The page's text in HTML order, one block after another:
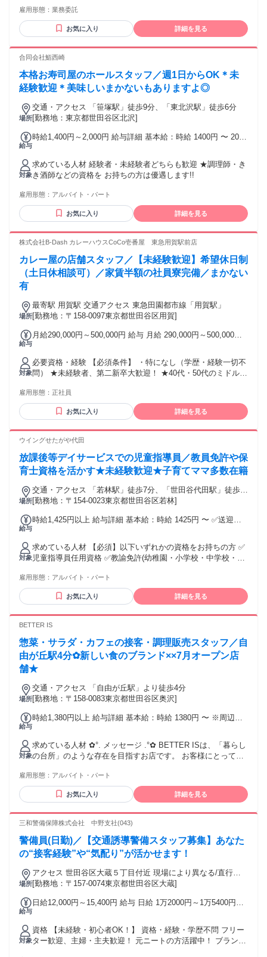
い応相談 ◆完全出来高制もあります 配達1件ごとに ・未経験
り ⁻サイズ手(170サイズ):+80円 ⁻夜間手当(20時以降):+40円
クOK ◆副業、ダブルワークOK
雇用形態： 業務委託
お気に入り 詳細を見る
合同会社鮨西崎
本格お寿司屋のホールスタッフ／週1日からOK＊未
経験歓迎＊美味しいまかないもありますよ◎
場所
交通・アクセス 「笹塚駅」徒歩9分、「東北沢駅」徒歩6分
[勤務地：東京都世田谷区北沢]
給与
時給1,400円～2,000円 給与詳細 基本給：時給 1400円 〜 2000
対象
求めている人材 経験者・未経験者どちらも歓迎 ★調理師・き
き酒師などの資格を お持ちの方は優遇します!!
雇用形態： アルバイト・パート
お気に入り 詳細を見る
株式会社B-Dash カレーハウスCoCo壱番屋 東急用賀駅前店
カレー屋の店舗スタッフ／【未経験歓迎】希望休日制
（土日休相談可）／家賃半額の社員寮完備／まかない
有
場所
最寄駅 用賀駅 交通アクセス 東急田園都市線「用賀駅」
[勤務地：〒158-0097東京都世田谷区用賀]
給与
月給290,000円～500,000円 給与 月給 290,000円～500,000円
ます ※経験や能力を考慮し決定します。 ◆昇給：年1回 ◆賞
与：年2回（店舗実績を反映） 【各種手当】 ・職能手当（店
長職：月5万〜10万円） ・住宅手当（月2万円 ※本人名義に限
る） ・家族手当（配偶者：月1万円／子1人につき月5000円）
【モデル月収】 ・一般社員：月給29万円〜 ・店長昇進後：月
給35万円〜
対象
必要資格・経験 【必須条件】 ・特になし（学歴・経験一切不
問） ★未経験者、第二新卒大歓迎！ ★40代・50代のミドル層
・飲食店での勤務経験がある方 （※アルバイトでの経験でも
OK！） 最終学歴 高等学校以上
雇用形態： 正社員
お気に入り 詳細を見る
ウイングせたがや代田
放課後等デイサービスでの児童指導員／教員免許や保
育士資格を活かす★未経験歓迎★子育てママ多数在籍
場所
交通・アクセス 「若林駅」徒歩7分、「世田谷代田駅」徒歩
11分、 「梅が丘駅」徒歩13分
[勤務地：〒154-0023東京都世田谷区若林]
給与
時給1,425円以上 給与詳細 基本給：時給 1425円 〜 ✅送迎業
研修期間：3か月 試用・研修期間の条件：本採用と同じ ＊経
験・スキルに応じて期間の短縮あり
対象
求めている人材 【必須】以下いずれかの資格をお持ちの方 ✅
児童指導員任用資格 ✅教諭免許(幼稚園・小学校・中学校・高
祉士資格をお持ちの方 ✅大学で社会福祉学・心理学・教育
学・ 社会学を専修する学部・学科を卒業した方 ⭐実務未経験
者歓迎！ ―――――――――――――― こんな方は、ぜひご
る方 ＊家事・育児経験が役立つ仕事をしたい方 ＊児童発達支
験者 「資格は持っているけれど、ずっと専業主婦だった」
「自分の子育てに専念していたので現場経験がない」 という
方こそ、ウイングが一番求めている人材です！
雇用形態： アルバイト・パート
お気に入り 詳細を見る
BETTER IS
惣菜・サラダ・カフェの接客・調理販売スタッフ／自
由が丘駅4分✿新しい食のブランド××7月オープン店
舗★
場所
交通・アクセス 「自由が丘駅」より徒歩4分
[勤務地：〒158-0083東京都世田谷区奥沢]
給与
時給1,380円以上 給与詳細 基本給：時給 1380円 〜 ※周辺エ
対象
求めている人材 ✿°. メッセージ .°✿ BETTER ISは、「暮らし
の台所」のような存在を目指すお店です。 お客様にとって心
【こんな人を募集しています】 ・１年以上 飲食店・セントラ
ルキッチン等で調理経験がある方 ・人と接することが好きな
方 ・丁寧なコミュニケーションができる方 ・食や暮らしに興
方 【歓迎！】 ・飲食店での勤務や接客経験（業種問わず）
・おしゃれなだけでなく、意味のある仕事がしたい ・人に喜
んでもらうことが好き
雇用形態： アルバイト・パート
お気に入り 詳細を見る
三和警備保障株式会社 中野支社(043)
警備員(日勤)／【交通誘導警備スタッフ募集】あなた
の“接客経験”や“気配り”が活かせます！
場所
アクセス 世田谷区大蔵５丁目付近 現場により異なる/直行直
帰/勤務地相談可 ■電話面接■来社不要■即日勤務
[勤務地：〒157-0074東京都世田谷区大蔵]
給与
日給12,000円～15,400円 給与 日給 1万2000円～1万5400円
い！日払いOK！ ━━━━━━━━━━━━━ お財布がさみ
しくても安心！ 【週払い制】【毎週水曜給料日】 なんと！日
払いも可（当日入金） ━━━━━━━━━━━━━━━━ ＼
対象
資格 【未経験・初心者OK！】 資格・経験・学歴不問 フリー
ター歓迎、主婦・主夫歓迎！ 元ニートの方活躍中！ ブランク